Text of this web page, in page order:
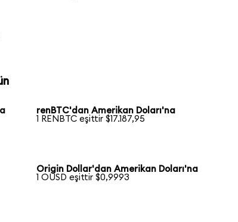
renBTC'dan Amerikan Doları'na
1 RENBTC eşittir $17.187,95
Origin Dollar'dan Amerikan Doları'na
1 OUSD eşittir $0,9993